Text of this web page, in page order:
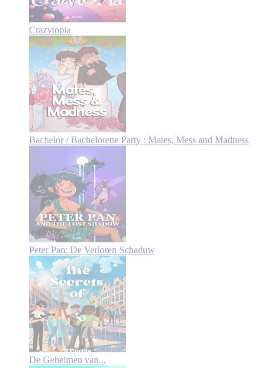
Crazytopia
Bachelor / Bachelorette Party : Mates, Mess and Madness
Peter Pan: De Verloren Schaduw
De Geheimen van...